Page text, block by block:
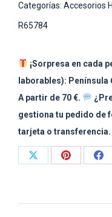
Categorías: Accesorios
R65784
¡Sorpresa en cada
laborables): Península
A partir de 70 €.
gestiona tu pedido de
tarjeta o transferencia.
Share
Share